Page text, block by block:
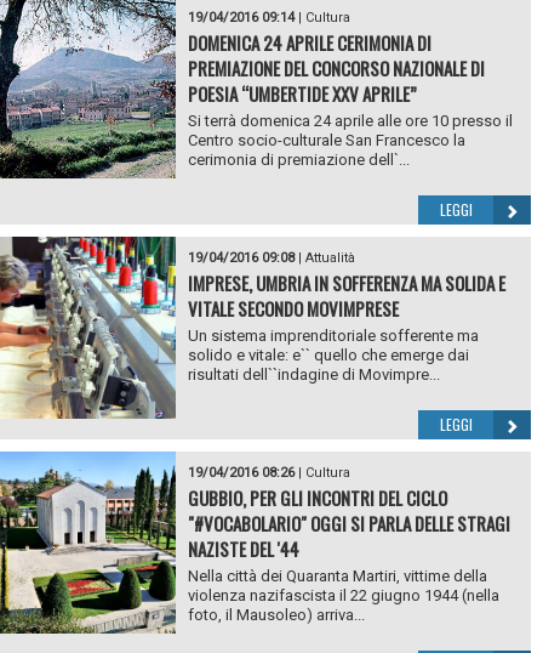
19/04/2016 09:14| Cultura
DOMENICA 24 APRILE CERIMONIA DI
PREMIAZIONE DEL CONCORSO NAZIONALE DI
POESIA “UMBERTIDE XXV APRILE”
Si terrà domenica 24 aprile alle ore 10 presso il
Centro socio-culturale San Francesco la
cerimonia di premiazione dell`...
LEGGI
19/04/2016 09:08| Attualità
IMPRESE, UMBRIA IN SOFFERENZA MA SOLIDA E
VITALE SECONDO MOVIMPRESE
Un sistema imprenditoriale sofferente ma
solido e vitale: e`` quello che emerge dai
risultati dell``indagine di Movimpre...
LEGGI
19/04/2016 08:26| Cultura
GUBBIO, PER GLI INCONTRI DEL CICLO
"#VOCABOLARIO" OGGI SI PARLA DELLE STRAGI
NAZISTE DEL '44
Nella città dei Quaranta Martiri, vittime della
violenza nazifascista il 22 giugno 1944 (nella
foto, il Mausoleo) arriva...